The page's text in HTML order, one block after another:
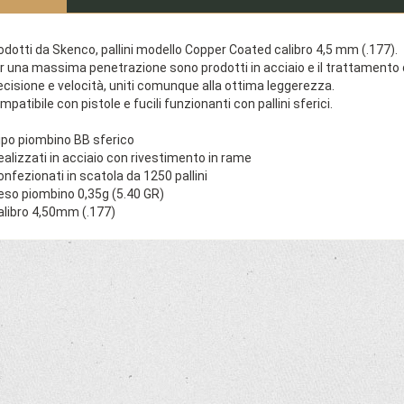
da Skenco, pallini modello Copper Coated calibro 4,5 mm (.177).
una massima penetrazione sono prodotti in acciaio e il
e velocità, uniti comunque alla ottima leggerezza.
con pistole e fucili funzionanti con pallini sferici.
piombino BB sferico
in acciaio con rivestimento in rame
in scatola da 1250 pallini
piombino 0,35g (5.40 GR)
4,50mm (.177)